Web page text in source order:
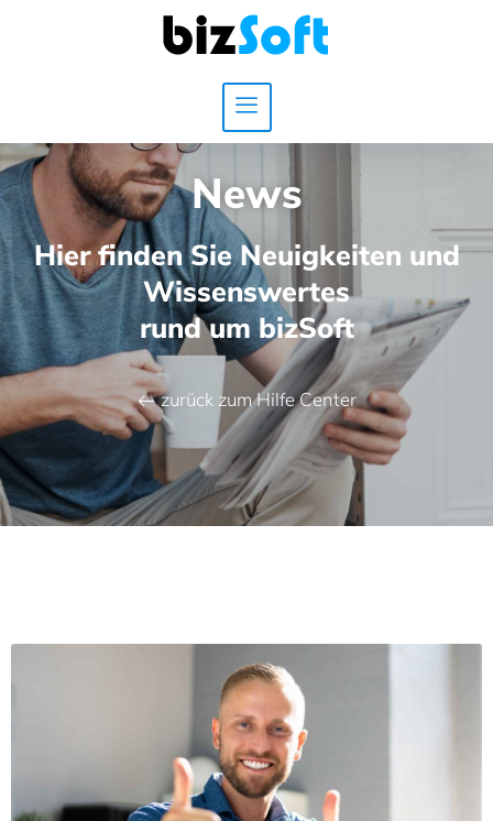
News
Hier finden Sie Neuigkeiten und
Wissenswertes
rund um bizSoft
zurück zum Hilfe Center